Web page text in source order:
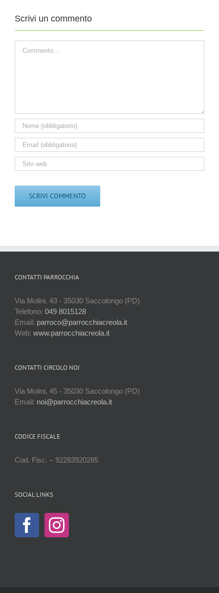
Scrivi un commento
CONTATTI PARROCCHIA
Via Molini, 43 - 35030 Saccolongo (PD)
Telefono: 049 8015128
Email: parroco@parrocchiacreola.it
Web: www.parrocchiacreola.it
CONTATTI CIRCOLO NOI
Via Molini, 45 - 35030 Saccolongo (PD)
Email: noi@parrocchiacreola.it
CODICE FISCALE
Cod. Fisc. – 92283920285
SOCIAL LINKS